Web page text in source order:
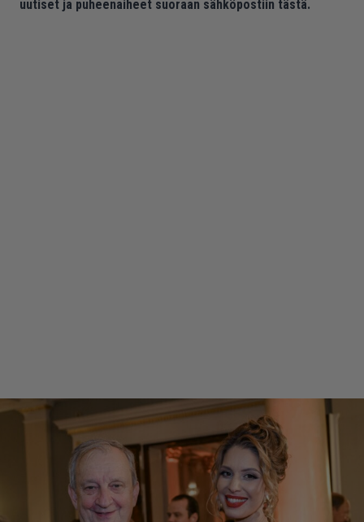
uutiset ja puheenaiheet suoraan sähköpostiin tästä.